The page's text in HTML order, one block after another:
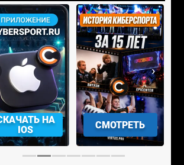
СМОТРЕТЬ УЧАСТВОВАТЬ
›